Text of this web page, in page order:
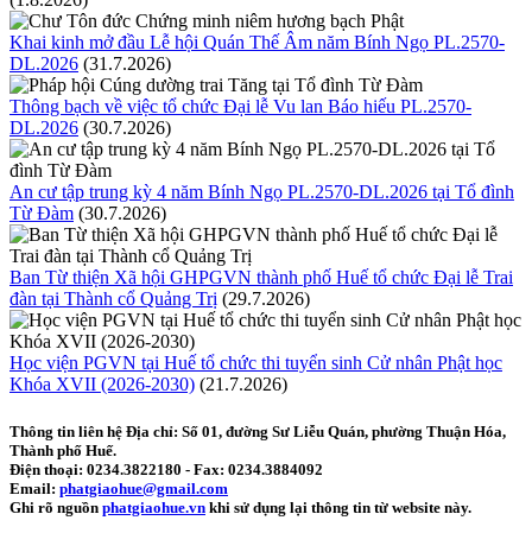
Khai kinh mở đầu Lễ hội Quán Thế Âm năm Bính Ngọ PL.2570-
DL.2026 (31.7.2026)
Thông bạch về việc tổ chức Đại lễ Vu lan Báo hiếu PL.2570-
DL.2026 (30.7.2026)
An cư tập trung kỳ 4 năm Bính Ngọ PL.2570-DL.2026 tại Tổ đình
Từ Đàm (30.7.2026)
Ban Từ thiện Xã hội GHPGVN thành phố Huế tổ chức Đại lễ Trai
đàn tại Thành cổ Quảng Trị (29.7.2026)
Học viện PGVN tại Huế tổ chức thi tuyển sinh Cử nhân Phật học
Khóa XVII (2026-2030) (21.7.2026)
Thông tin liên hệ Địa chỉ: Số 01, đường Sư Liễu Quán, phường Thuận Hóa,
Thành phố Huế.
Điện thoại: 0234.3822180 - Fax: 0234.3884092
Email: phatgiaohue@gmail.com
Ghi rõ nguồn phatgiaohue.vn khi sử dụng lại thông tin từ website này.